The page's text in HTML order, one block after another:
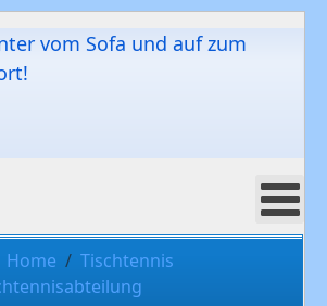
vom Sofa und auf zum
Home
Tischtennis